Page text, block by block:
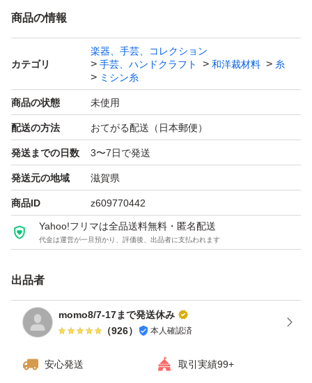
8個1920円
10個～1個220円×個数で計算いたします。
在庫は沢山ございます。色の組み合わせ変更OKです！
monnダイヤスパン700
商品の情報
カテゴリ
楽器、手芸、コレクション
手芸、ハンドクラフト
和洋裁材料
糸
ミシン糸
商品の状態 未使用
配送の方法 おてがる配送（日本郵便）
発送までの日数 3〜7日で発送
発送元の地域 滋賀県
商品ID z609770442
Yahoo!フリマは全品送料無料・匿名配送
代金は運営が一旦預かり、評価後、出品者に支払われます
出品者
momo8/7-17まで発送休み
（926） 本人確認済
安心発送 取引実績99+